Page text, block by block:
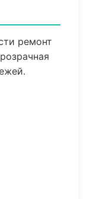
ремонт